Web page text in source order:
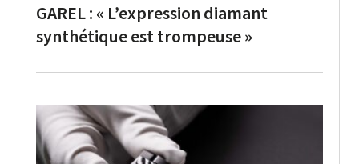
GAREL : « L’expression diamant
synthétique est trompeuse »